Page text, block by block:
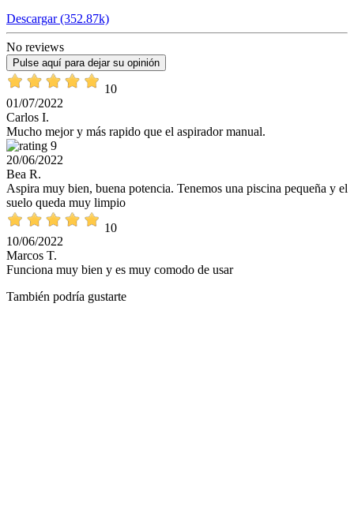
Descargar (352.87k)
No reviews
Pulse aquí para dejar su opinión
10
01/07/2022
Carlos I.
Mucho mejor y más rapido que el aspirador manual.
9
20/06/2022
Bea R.
Aspira muy bien, buena potencia. Tenemos una piscina pequeña y el
suelo queda muy limpio
10
10/06/2022
Marcos T.
Funciona muy bien y es muy comodo de usar
También podría gustarte